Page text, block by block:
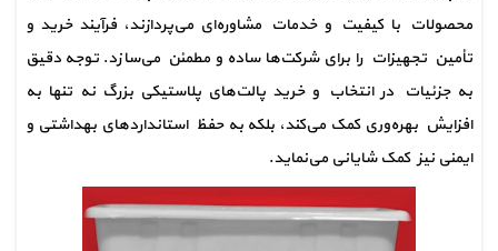
ایمنی نیز کمک شایانی می‌نماید.